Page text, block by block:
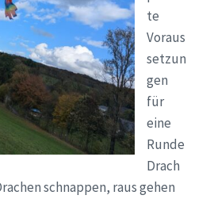
te
Voraus
setzun
gen
für
eine
Runde
Drach
schnappen, raus gehen